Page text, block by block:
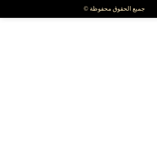
جميع الحقوق محفوظة ©